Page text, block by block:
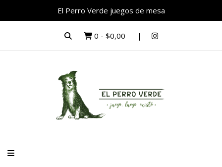
El Perro Verde juegos de mesa
0 - $0,00